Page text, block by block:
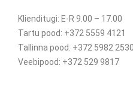
Klienditugi: E-R 9.00 – 17.00
Tartu pood: +372 5559 4121
Tallinna pood: +372 5982 2530
Veebipood: +372 529 9817